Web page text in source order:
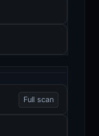
Full scan